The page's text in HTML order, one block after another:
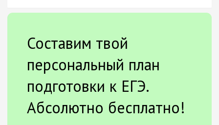
Составим твой
персональный план
подготовки к ЕГЭ.
Абсолютно бесплатно!